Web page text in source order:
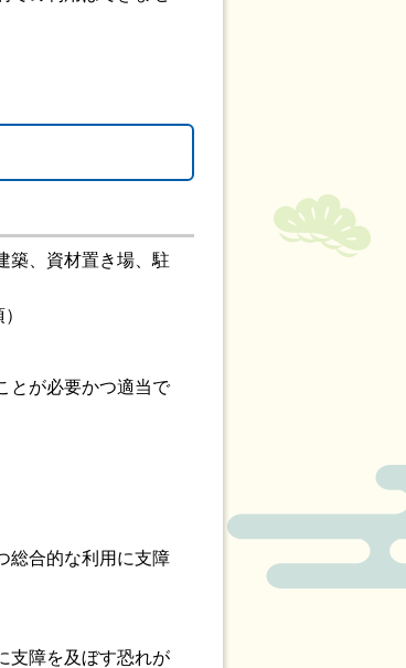
築、資材置き場、駐
とが必要かつ適当で
総合的な利用に支障
支障を及ぼす恐れが